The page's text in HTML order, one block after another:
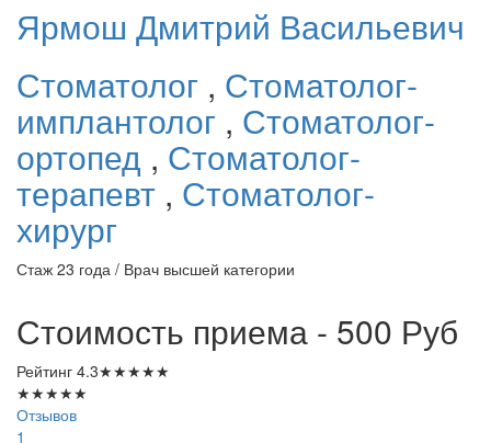
Ярмош Дмитрий Васильевич
Стоматолог , Стоматолог-
имплантолог , Стоматолог-
ортопед , Стоматолог-
терапевт , Стоматолог-
хирург
Стаж 23 года / Врач высшей категории
Стоимость приема - 500 Руб
Рейтинг 4.3★★★★★
★★★★★
Отзывов
1